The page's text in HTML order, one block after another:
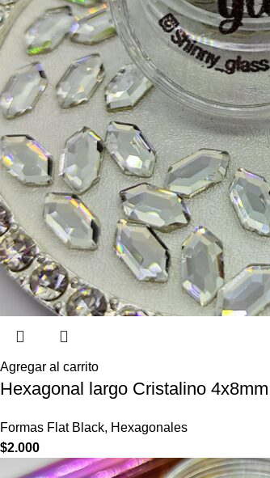
Agregar al carrito
Hexagonal largo Cristalino 4x8mm
Formas Flat Black, Hexagonales
$2.000